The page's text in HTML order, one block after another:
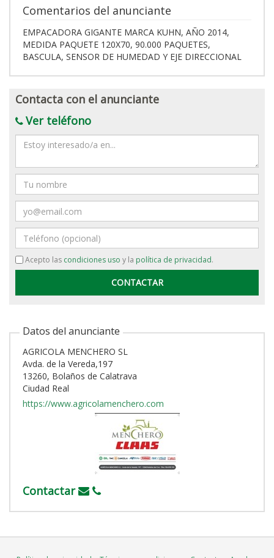
Comentarios del anunciante
EMPACADORA GIGANTE MARCA KUHN, AÑO 2014,
MEDIDA PAQUETE 120X70, 90.000 PAQUETES,
BASCULA, SENSOR DE HUMEDAD Y EJE DIRECCIONAL
Contacta con el anunciante
Ver teléfono
Mensaje
Nombre
Email
Teléfono
Acepto las condiciones uso y la política de privacidad.
Datos del anunciante
AGRICOLA MENCHERO SL
Avda. de la Vereda,197
13260, Bolaños de Calatrava
Ciudad Real
https://www.agricolamenchero.com
Contactar